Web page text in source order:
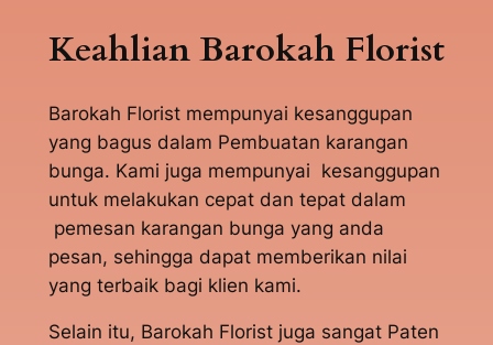
Keahlian Barokah Florist
Barokah Florist mempunyai kesanggupan
yang bagus dalam Pembuatan karangan
bunga. Kami juga mempunyai kesanggupan
untuk melakukan cepat dan tepat dalam
pemesan karangan bunga yang anda
pesan, sehingga dapat memberikan nilai
yang terbaik bagi klien kami.
Selain itu, Barokah Florist juga sangat Paten